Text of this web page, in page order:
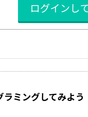
インタビュー
就活成功ガイド
プラン
個人
学校
契約
ログインし
ミングしてみよう